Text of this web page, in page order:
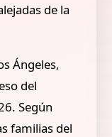
de la
Ángeles,
del
Según
familias del